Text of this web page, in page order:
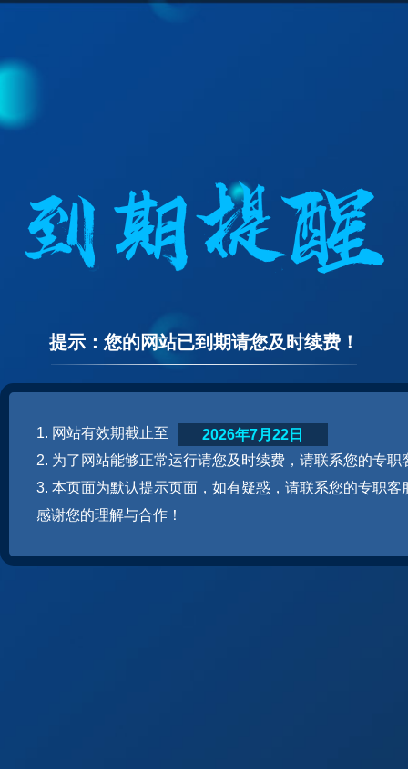
提示：您的网站已到期请您及时续费！
1. 网站有效期截止至
2. 为了网站能够正常运行请您及时续费，请联系您的专职
3. 本页面为默认提示页面，如有疑惑，请联系您的专职客
感谢您的理解与合作！
2026年7月22日